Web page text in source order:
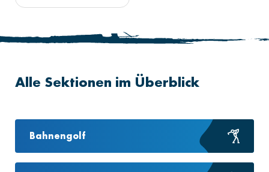
Alle Sektionen im Überblick
Bahnengolf